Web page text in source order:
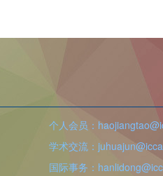
个人会员：
学术交流：
国际事务：